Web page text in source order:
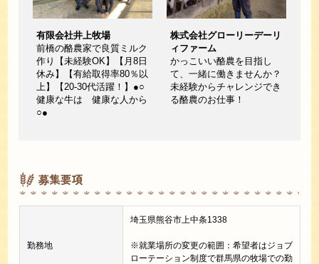
有限会社井上牧場
前橋の酪農家で良質ミルク
作り【未経験OK】【月8日
休み】【有給取得率80％以
上】【20-30代活躍！】●○
健康な牛は 健康な人から
○●
株式会社グローリーデーリ
ィファーム
かっこいい酪農を目指し
て、一緒に働きませんか？
未経験からチャレンジでき
る酪農のお仕事！
募集要項
勤務地
埼玉県熊谷市上中条1338
※就業場所の変更の範囲：希望者はジョブ
ローテーション制度で群馬県の牧場での勤